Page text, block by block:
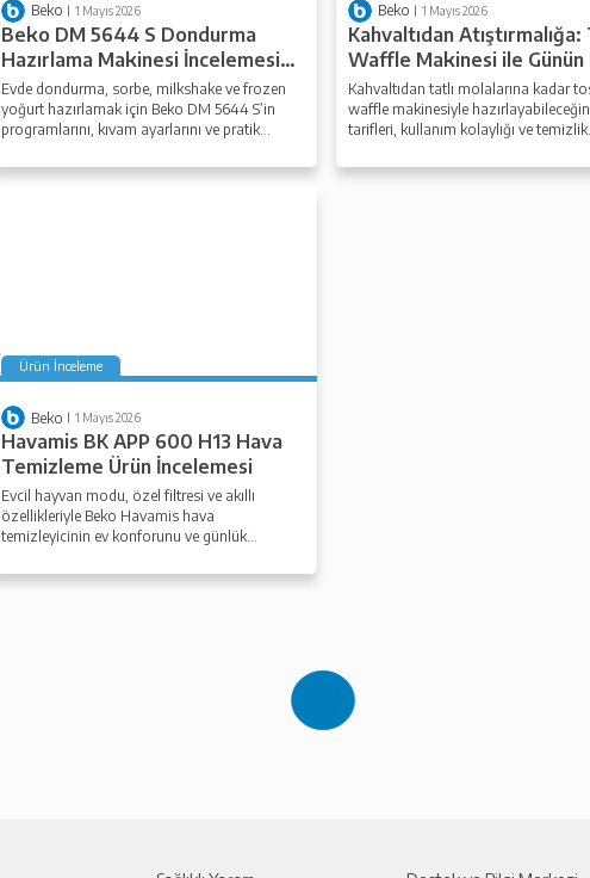
Beko DM 5644 S Dondurma
Hazırlama Makinesi İncelemesi
ve Özellikleri
Evde dondurma, sorbe, milkshake ve frozen
yoğurt hazırlamak için Beko DM 5644 S’in
programlarını, kıvam ayarlarını ve pratik
Beko 1 Mayıs 2026
Kahvaltıdan
Waffle Makinesi ile Günün
Saatine Uygun Tarifler
Kahvaltıdan tatlı molalarına kadar
waffle makinesiyle
tarifleri, kullanım kolaylığı ve temizlik
Beko 1 Mayıs 2026
Ürün İnceleme
Havamis BK APP 600 H13 Hava
Temizleme Ürün İncelemesi
Evcil hayvan modu, özel filtresi ve akıllı
özellikleriyle Beko Havamis hava
temizleyicinin ev konforunu ve günlük
Beko 1 Mayıs 2026